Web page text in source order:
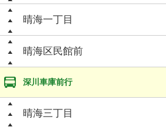
晴海一丁目
晴海区民館前
深川車庫前行
晴海三丁目